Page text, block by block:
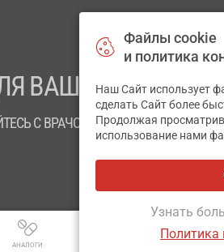
АНАЛОГИ
ВАШЕГО
С ВРАЧОМ
Файлы cookie
и политика
Наш Сайт использует
сделать Сайт более
Продолжая
использование нами
Узнать
Политика